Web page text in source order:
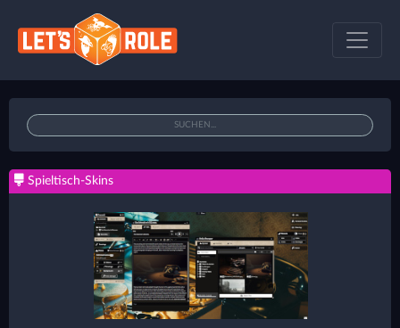
Spieltisch-Skins